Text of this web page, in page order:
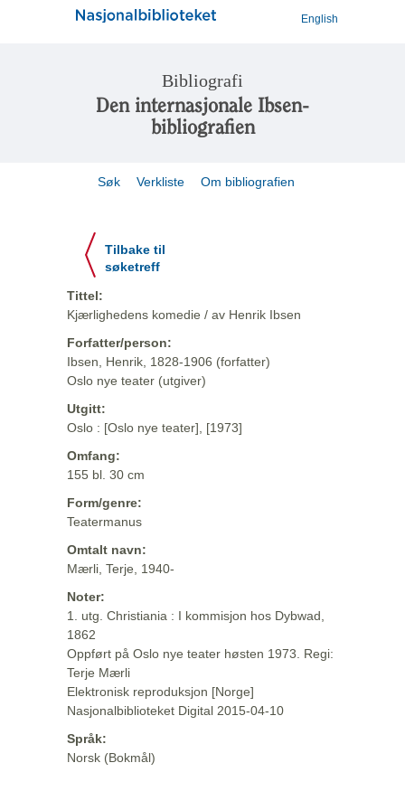
English
Bibliografi
Den internasjonale Ibsen-
bibliografien
Søk Verkliste Om bibliografien
Tilbake til
søketreff
Tittel:
Kjærlighedens komedie / av Henrik Ibsen
Forfatter/person:
Ibsen, Henrik, 1828-1906 (forfatter)
Oslo nye teater (utgiver)
Utgitt:
Oslo : [Oslo nye teater], [1973]
Omfang:
155 bl. 30 cm
Form/genre:
Teatermanus
Omtalt navn:
Mærli, Terje, 1940-
Noter:
1. utg. Christiania : I kommisjon hos Dybwad,
1862
Oppført på Oslo nye teater høsten 1973. Regi:
Terje Mærli
Elektronisk reproduksjon [Norge]
Nasjonalbiblioteket Digital 2015-04-10
Språk:
Norsk (Bokmål)